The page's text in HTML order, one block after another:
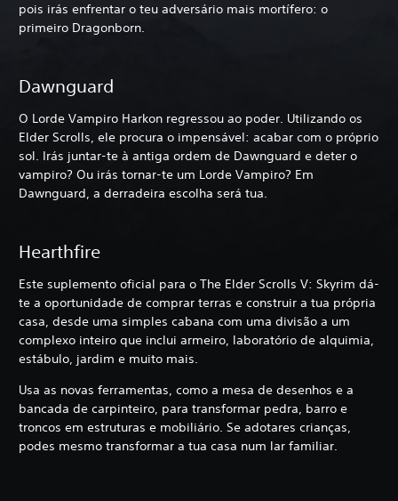
pois irás enfrentar o teu adversário mais mortífero: o
primeiro Dragonborn.
Dawnguard
O Lorde Vampiro Harkon regressou ao poder. Utilizando os
Elder Scrolls, ele procura o impensável: acabar com o próprio
sol. Irás juntar-te à antiga ordem de Dawnguard e deter o
vampiro? Ou irás tornar-te um Lorde Vampiro? Em
Dawnguard, a derradeira escolha será tua.
Hearthfire
Este suplemento oficial para o The Elder Scrolls V: Skyrim dá-
te a oportunidade de comprar terras e construir a tua própria
casa, desde uma simples cabana com uma divisão a um
complexo inteiro que inclui armeiro, laboratório de alquimia,
estábulo, jardim e muito mais.
Usa as novas ferramentas, como a mesa de desenhos e a
bancada de carpinteiro, para transformar pedra, barro e
troncos em estruturas e mobiliário. Se adotares crianças,
podes mesmo transformar a tua casa num lar familiar.